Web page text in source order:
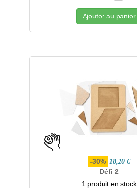
Ajouter au panier
-30% 18,20 €
Défi 2
1 produit en stock